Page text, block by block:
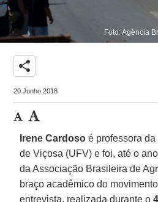
Foto: Agência
share
20 Junho 2018
Irene Cardoso é professora
de Viçosa (UFV) e foi, até o
da Associação Brasileira de
braço acadêmico do
entrevista, realizada durante o